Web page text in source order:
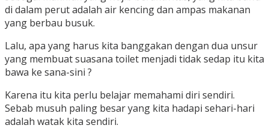
di dalam perut adalah air kencing dan ampas makanan
yang berbau busuk.
Lalu, apa yang harus kita banggakan dengan dua unsur
yang membuat suasana toilet menjadi tidak sedap itu kita
bawa ke sana-sini ?
Karena itu kita perlu belajar memahami diri sendiri.
Sebab musuh paling besar yang kita hadapi sehari-hari
adalah watak kita sendiri.